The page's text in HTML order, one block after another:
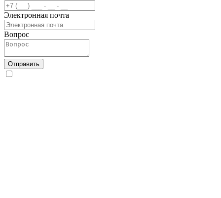
Электронная почта
Вопрос
Отправить